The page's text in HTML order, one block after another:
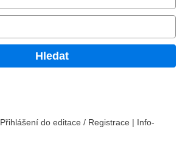
Hledat
Přihlášení do editace / Registrace | Info-